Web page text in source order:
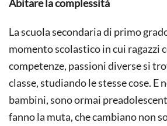
Abitare la complessità
La scuola secondaria di primo
momento scolastico in cui ragazzi
competenze, passioni diverse si
classe, studiando le stesse cose. E
bambini, sono ormai
fanno la muta, che cambiano non